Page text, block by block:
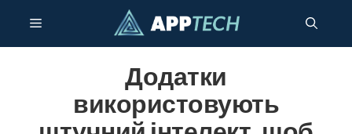
контенту
Меню
Додатки
використовують